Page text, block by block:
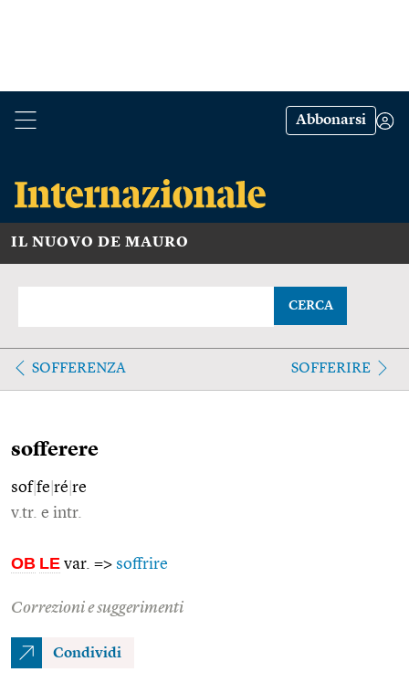
Abbonarsi
IL NUOVO DE MAURO
CERCA
SOFFERENZA SOFFERIRE
sofferere
sof|fe ré re
v.tr. e intr.
OB LE var. => soffrire
Correzioni e suggerimenti
Condividi